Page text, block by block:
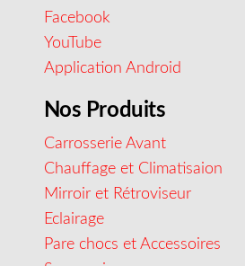
Facebook
YouTube
Application Android
Nos Produits
Carrosserie Avant
Chauffage et Climatisaion
Mirroir et Rétroviseur
Eclairage
Pare chocs et Accessoires